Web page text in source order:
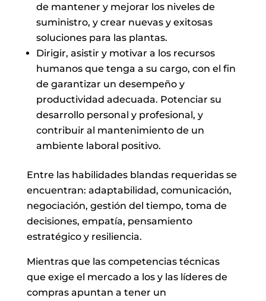
de mantener y mejorar los niveles de
suministro, y crear nuevas y exitosas
soluciones para las plantas.
Dirigir, asistir y motivar a los recursos
humanos que tenga a su cargo, con el fin
de garantizar un desempeño y
productividad adecuada. Potenciar su
desarrollo personal y profesional, y
contribuir al mantenimiento de un
ambiente laboral positivo.
Entre las habilidades blandas requeridas se
encuentran: adaptabilidad, comunicación,
negociación, gestión del tiempo, toma de
decisiones, empatía, pensamiento
estratégico y resiliencia.
Mientras que las competencias técnicas
que exige el mercado a los y las líderes de
compras apuntan a tener un